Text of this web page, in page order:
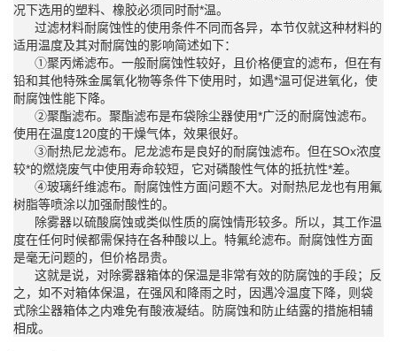
况下选用的塑料、橡胶必须同时耐*温。
过滤材料耐腐蚀性的使用条件不同而各异，本节仅就这种材料的
适用温度及其对耐腐蚀的影响简述如下：
①聚丙烯滤布。一般耐腐蚀性较好，且价格便宜的滤布，但在有
铅和其他特殊金属氧化物等条件下使用时，如遇*温可促进氧化，使
耐腐蚀性能下降。
②聚酯滤布。聚酯滤布是布袋除尘器使用*广泛的耐腐蚀滤布。
使用在温度120度的干燥气体，效果很好。
③耐热尼龙滤布。尼龙滤布是良好的耐腐蚀滤布。但在SOx浓度
较*的燃烧废气中使用寿命较短，它对磷酸性气体的抵抗性*差。
④玻璃纤维滤布。耐腐蚀性方面问题不大。对耐热尼龙也有用氟
树脂等喷涂以加强耐酸性的。
除雾器以硫酸腐蚀或类似性质的腐蚀情形较多。所以，其工作温
度在任何时候都需保持在各种酸以上。特氟纶滤布。耐腐蚀性方面
是毫无问题的，但价格昂贵。
这就是说，对除雾器箱体的保温是非常有效的防腐蚀的手段；反
之，如不对箱体保温，在强风和降雨之时，因遇冷温度下降，则袋
式除尘器箱体之内难免有酸液凝结。防腐蚀和防止结露的措施相辅
相成。